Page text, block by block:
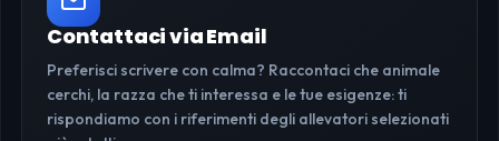
Contattaci via Email
Preferisci scrivere con calma? Raccontaci che animale
cerchi, la razza che ti interessa e le tue esigenze: ti
rispondiamo con i riferimenti degli allevatori selezionati